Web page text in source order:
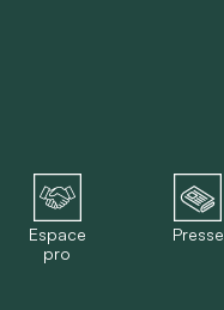
Espace
pro
Presse